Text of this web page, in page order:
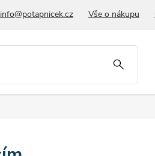
info@potapnicek.cz Vše o nákupu